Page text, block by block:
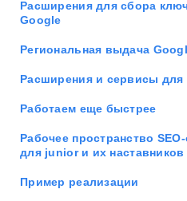
Расширения для сбора
Google
Региональная выдача
Расширения и сервисы для
Работаем еще быстрее
Рабочее пространство
для junior и их наставников
Пример реализации